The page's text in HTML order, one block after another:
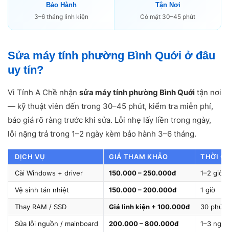
Bảo Hành
3–6 tháng linh kiện
Tận Nơi
Có mặt 30–45 phút
Sửa máy tính phường Bình Quới ở đâu
uy tín?
Vi Tính A Chề nhận sửa máy tính phường Bình Quới tận nơi
— kỹ thuật viên đến trong 30–45 phút, kiểm tra miễn phí,
báo giá rõ ràng trước khi sửa. Lỗi nhẹ lấy liền trong ngày,
lỗi nặng trả trong 1–2 ngày kèm bảo hành 3–6 tháng.
DỊCH VỤ GIÁ THAM KHẢO
THỜI
Cài Windows + driver
150.000 – 250.000đ 1–2 giờ
Vệ sinh tản nhiệt 150.000 – 200.000đ 1 giờ
Thay RAM / SSD Giá linh kiện + 100.000đ 30 phút
Sửa lỗi nguồn / mainboard 200.000 – 800.000đ 1–3 ngày